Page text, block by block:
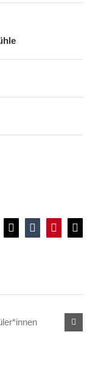
X TumblrPinterest
E-